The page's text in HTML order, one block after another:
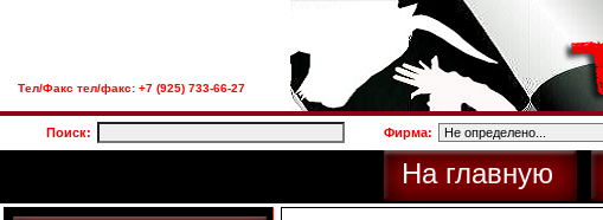
Тел/Факс тел/факс: +7 (925) 733-66-27
Поиск: Фирма:
На главную